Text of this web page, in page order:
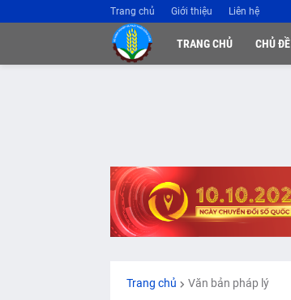
Trang chủ Giới thiệu Liên hệ
TRANG CHỦ CHỦ ĐỀ
Trang chủ Văn bản pháp lý